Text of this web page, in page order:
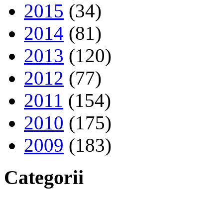
2015 (34)
2014 (81)
2013 (120)
2012 (77)
2011 (154)
2010 (175)
2009 (183)
Categorii